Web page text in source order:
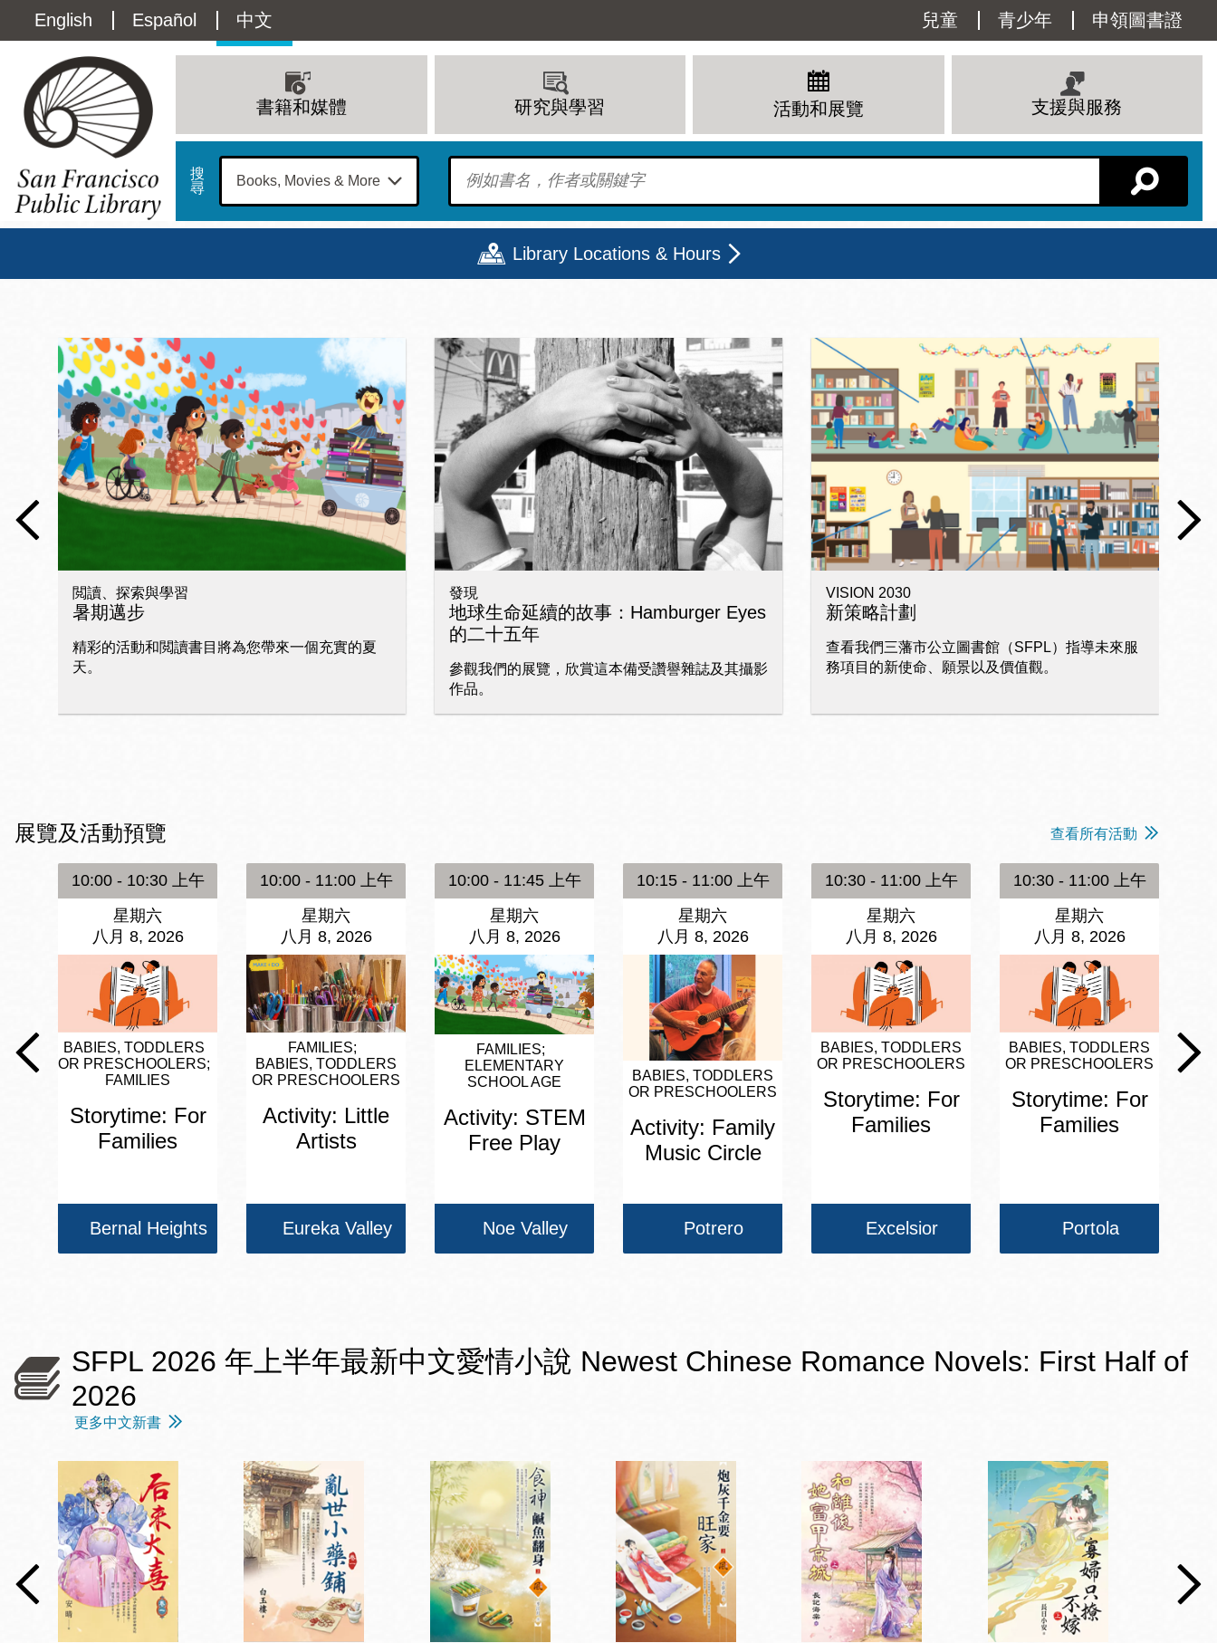
主
Language
switcher
(Content)
English Español 中文
Utility
Menu
兒童 青少年 申領圖書證
navigation
書籍和媒體 研究與學習 活動和展覽 支援與服務
搜
尋
To find?
Library Locations & Hours
Address
100
Larkin
Street
San
Francisco,
CA 94102
星期日
12 下午 - 6 下午
9 上午 - 6 下午
9 上午 - 8 下午
星期三
9 上午 - 8 下午
星期四
9 上午 - 8 下午
星期五
12 下午 - 6 下午
星期六
10 上午 - 6 下午
查看所有
總圖書館
Anza 圖書分館
Brooks-Burton
灣景區圖書分館
Chinatown 華埠/
麥禮謙圖書分館
Eureka Valley 尤
里卡谷/Harvey
Milk 紀念圖書分
Excelsior圖書分
Glen Park 格倫
Golden Gate
Valley 圖書分館
Mission Bay 米
慎灣區圖書分館
Noe Valley
/Sally Brunn 諾
谷區圖書分館
North Beach北
岸區圖書分館
Ocean View 海
景區圖書分館
OMI 流動圖書館
Park 圖書分館
圖書分館
Potrero 寳翠麗
山圖書分館
Presidio 普西迪
奧圖書分館
Richmond/參議
員 Milton Marks
列治文區圖書分
書分館
West Portal 圖
Western
Addition 西增區
圖書分館
虛擬圖書館
流動圖書館/ 流
動外展服務
三藩市公立圖書館主頁
閲讀、探索與學習
暑期邁步
精彩的活動和閲讀書目將為您帶來一個充實的夏
天。
發現
地球生命延續的故事：Hamburger Eyes
的二十五年
參觀我們的展覽，欣賞這本備受讚譽雜誌及其攝影
作品。
VISION 2030
新策略計劃
查看我們三藩市公立圖書館（SFPL）指導未來服
務項目的新使命、願景以及價值觀。
展覽及活動預覽 查看所有活動
10:00 - 10:30 上午
星期六
八月 8, 2026
BABIES, TODDLERS
OR PRESCHOOLERS
FAMILIES
Storytime: For
Families
Bernal Heights
10:00 - 11:00 上午
星期六
八月 8, 2026
FAMILIES
BABIES, TODDLERS
OR PRESCHOOLERS
Activity: Little
Artists
Eureka Valley
10:00 - 11:45 上午
星期六
八月 8, 2026
FAMILIES
ELEMENTARY
SCHOOL AGE
Activity: STEM
Free Play
Noe Valley
10:15 - 11:00 上午
星期六
八月 8, 2026
BABIES, TODDLERS
OR PRESCHOOLERS
Activity: Family
Music Circle
Potrero
10:30 - 11:00 上午
星期六
八月 8, 2026
BABIES, TODDLERS
OR PRESCHOOLERS
Storytime: For
Families
Excelsior
10:30 - 11:00 上午
星期六
八月 8, 2026
BABIES, TODDLERS
OR PRESCHOOLERS
Storytime: For
Families
Portola
SFPL 2026 年上半年最新中文愛情小說 Newest Chinese Romance Novels: First Half of
2026
更多中文新書